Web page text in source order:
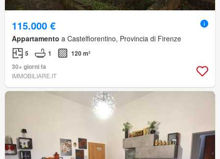
115.000 €
Appartamento a Castelfiorentino, Provincia di Firenze
5 1
120 m²
30+ giorni fa
IMMOBILIARE.IT